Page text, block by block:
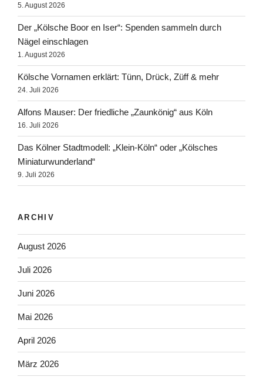
5. August 2026
Der „Kölsche Boor en Iser“: Spenden sammeln durch
Nägel einschlagen
1. August 2026
Kölsche Vornamen erklärt: Tünn, Drück, Züff & mehr
24. Juli 2026
Alfons Mauser: Der friedliche „Zaunkönig“ aus Köln
16. Juli 2026
Das Kölner Stadtmodell: „Klein-Köln“ oder „Kölsches
Miniaturwunderland“
9. Juli 2026
ARCHIV
August 2026
Juli 2026
Juni 2026
Mai 2026
April 2026
März 2026